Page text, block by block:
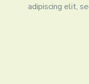
adipiscing elit,